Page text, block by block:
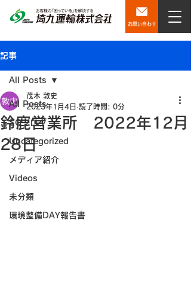
お問い合わせ
記事
All Posts
SQブログ
Uncategorized
メディア紹介
Videos
未分類
環境整備DAY報告書
All Posts
鈴鹿営業所 2022年12月
28日
茂木 敦史
2023年1月4日 読了時間: 0分